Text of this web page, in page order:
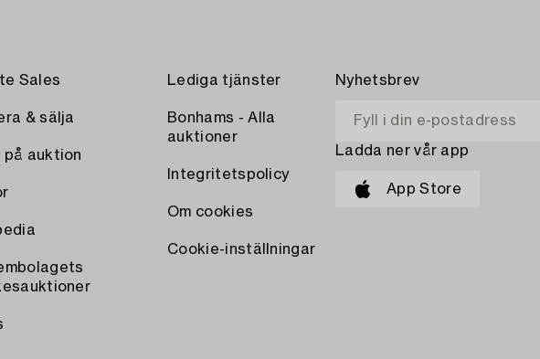
Sales
& sälja
på auktion
Lediga tjänster
Bonhams - Alla
auktioner
Integritetspolicy
Om cookies
Cookie-inställningar
Nyhetsbrev
Ladda ner vår app
App Store